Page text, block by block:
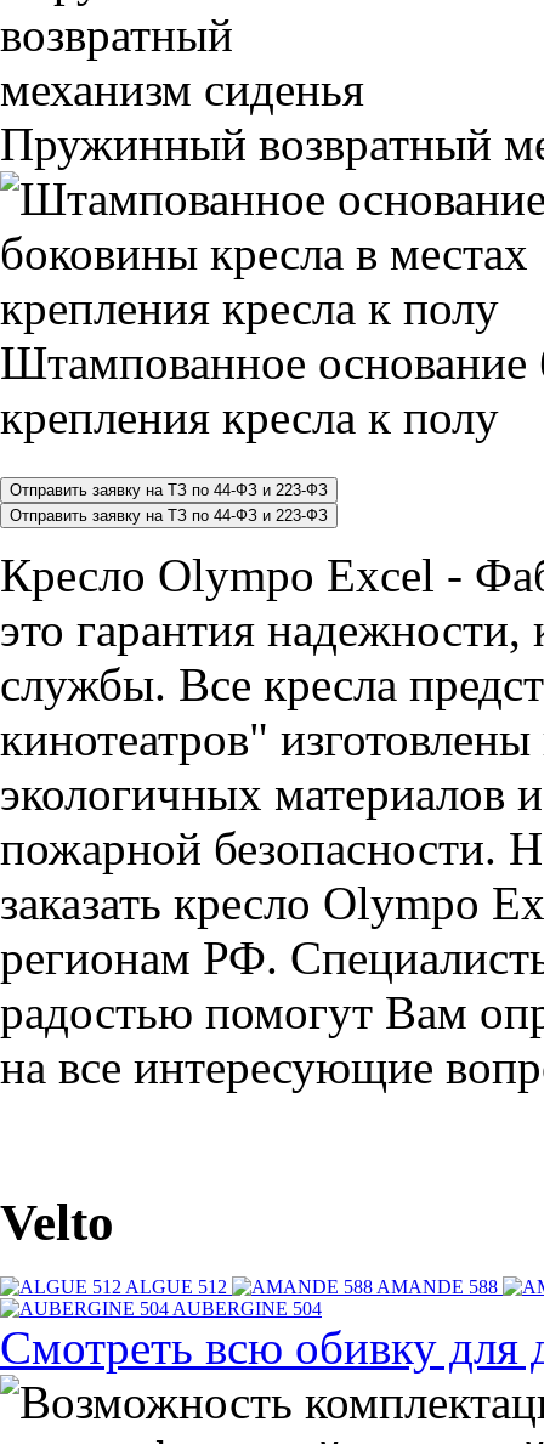
Пружинный возвратный
Штампованное основание
крепления кресла к полу
Кресло Olympo Excel -
это гарантия надежности,
службы. Все кресла
кинотеатров"
экологичных материалов
пожарной безопасности.
заказать кресло Olympo
регионам РФ.
радостью помогут Вам
на все интересующие
Velto
ALGUE 512
AMANDE 588
AUBERGINE 504
Смотреть всю обивку для